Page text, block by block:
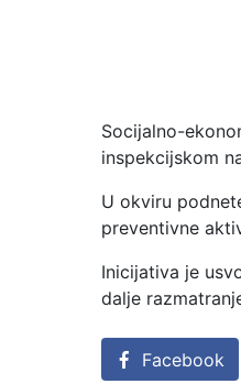
Socijalno-
inspekcijskom
U okviru
preventivne
Inicijativa je
dalje
Facebook